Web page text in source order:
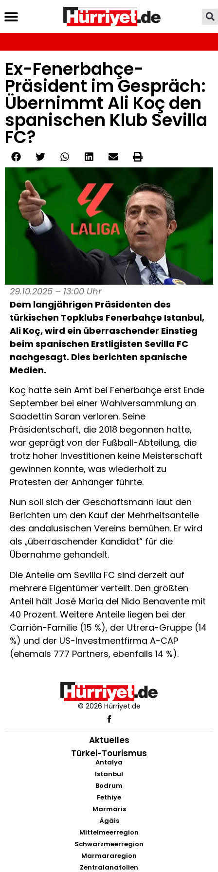
Ex-Fenerbahçe-
Präsident im Gespräch:
Übernimmt Ali Koç den
spanischen Klub Sevilla
FC?
29.10.2025 – 13:00 Uhr
Dem langjährigen Präsidenten des
türkischen Topklubs Fenerbahçe Istanbul,
Ali Koç, wird ein überraschender Einstieg
beim spanischen Erstligisten Sevilla FC
nachgesagt. Dies berichten spanische
Medien.
Koç hatte sein Amt bei Fenerbahçe erst Ende
September bei einer Wahlversammlung an
Saadettin Saran verloren. Seine
Präsidentschaft, die 2018 begonnen hatte,
war geprägt von der Fußball-Abteilung, die
trotz hoher Investitionen keine Meisterschaft
gewinnen konnte, was wiederholt zu
Protesten der Anhänger führte.
Nun soll sich der Geschäftsmann laut den
Berichten um den Kauf der Mehrheitsanteile
des andalusischen Vereins bemühen. Er wird
als „überraschender Kandidat“ für die
Übernahme gehandelt.
Die Anteile am Sevilla FC sind derzeit auf
mehrere Eigentümer verteilt. Den größten
Anteil hält José María del Nido Benavente mit
40 Prozent. Weitere Anteile liegen bei der
Carrión-Familie (15 %), der Utrera-Gruppe (14
%) und der US-Investmentfirma A-CAP
(ehemals 777 Partners, ebenfalls 14 %).
© 2026 Hürriyet.de
Aktuelles
Türkei-Tourismus
Antalya
Istanbul
Bodrum
Fethiye
Marmaris
Ägäis
Mittelmeerregion
Schwarzmeerregion
Marmararegion
Zentralanatolien